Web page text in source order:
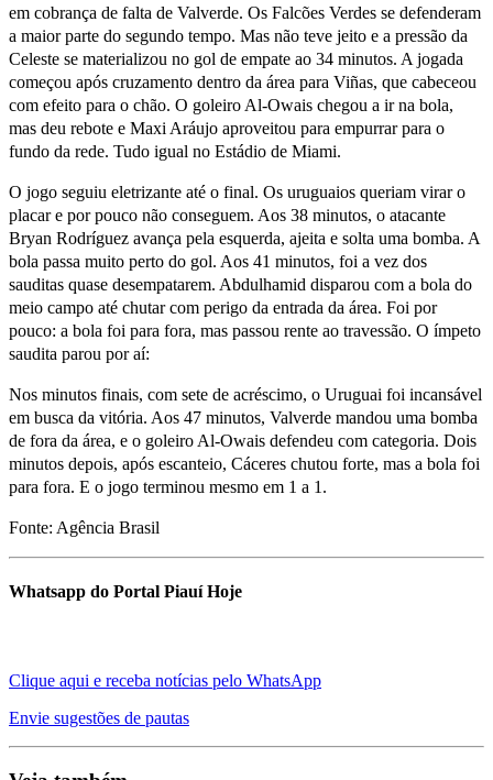
em cobrança de falta de Valverde. Os Falcões Verdes se defenderam
a maior parte do segundo tempo. Mas não teve jeito e a pressão da
Celeste se materializou no gol de empate ao 34 minutos. A jogada
começou após cruzamento dentro da área para Viñas, que cabeceou
com efeito para o chão. O goleiro Al-Owais chegou a ir na bola,
mas deu rebote e Maxi Aráujo aproveitou para empurrar para o
fundo da rede. Tudo igual no Estádio de Miami.
O jogo seguiu eletrizante até o final. Os uruguaios queriam virar o
placar e por pouco não conseguem. Aos 38 minutos, o atacante
Bryan Rodríguez avança pela esquerda, ajeita e solta uma bomba. A
bola passa muito perto do gol. Aos 41 minutos, foi a vez dos
sauditas quase desempatarem. Abdulhamid disparou com a bola do
meio campo até chutar com perigo da entrada da área. Foi por
pouco: a bola foi para fora, mas passou rente ao travessão. O ímpeto
saudita parou por aí:
Nos minutos finais, com sete de acréscimo, o Uruguai foi incansável
em busca da vitória. Aos 47 minutos, Valverde mandou uma bomba
de fora da área, e o goleiro Al-Owais defendeu com categoria. Dois
minutos depois, após escanteio, Cáceres chutou forte, mas a bola foi
para fora. E o jogo terminou mesmo em 1 a 1.
Fonte: Agência Brasil
Whatsapp do Portal Piauí Hoje
Clique aqui e receba notícias pelo WhatsApp
Envie sugestões de pautas